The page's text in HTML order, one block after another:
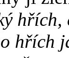
hřích